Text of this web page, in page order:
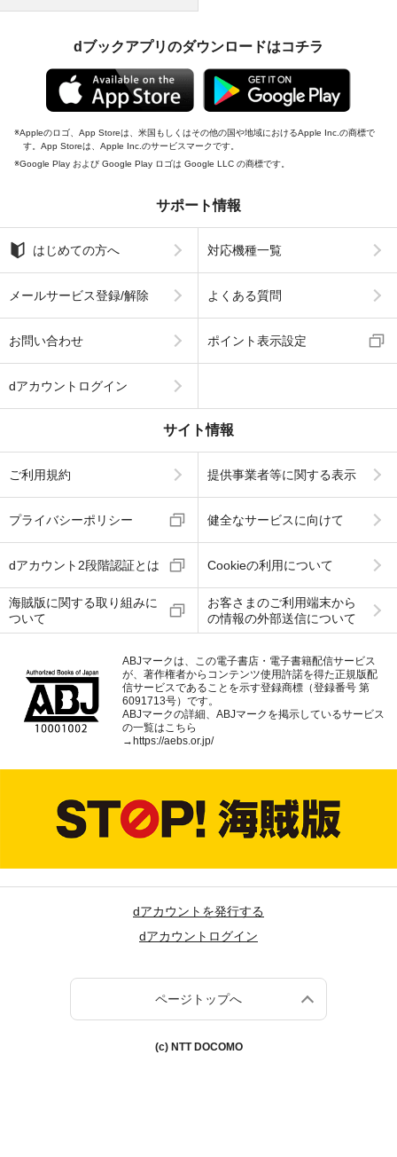
dブックアプリのダウンロードはコチラ
Appleのロゴ、App Storeは、米国もしくはその他の国や地域におけるApple Inc.の商標で
す。App Storeは、Apple Inc.のサービスマークです。
Google Play および Google Play ロゴは Google LLC の商標です。
サポート情報
はじめての方へ 対応機種一覧
メールサービス登録/解除 よくある質問
お問い合わせ ポイント表示設定
dアカウントログイン
サイト情報
ご利用規約 提供事業者等に関する表示
プライバシーポリシー 健全なサービスに向けて
dアカウント2段階認証とは Cookieの利用について
海賊版に関する取り組みに
ついて
お客さまのご利用端末から
の情報の外部送信について
ABJマークは、この電子書店・電子書籍配信サービス
が、著作権者からコンテンツ使用許諾を得た正規版配
信サービスであることを示す登録商標（登録番号 第
6091713号）です。
ABJマークの詳細、ABJマークを掲示しているサービス
の一覧はこちら
→ https://aebs.or.jp/
dアカウントを発行する
dアカウントログイン
ページトップへ
(c) NTT DOCOMO